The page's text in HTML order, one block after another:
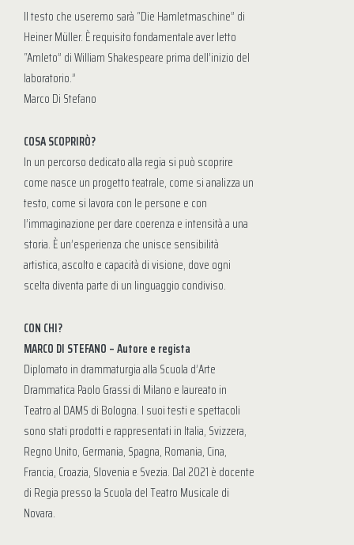
Il testo che useremo sarà “Die Hamletmaschine” di
Heiner Müller. È requisito fondamentale aver letto
“Amleto” di William Shakespeare prima dell’inizio del
laboratorio.”
Marco Di Stefano
COSA SCOPRIRÒ?
In un percorso dedicato alla regia si può scoprire
come nasce un progetto teatrale, come si analizza un
testo, come si lavora con le persone e con
l’immaginazione per dare coerenza e intensità a una
storia. È un’esperienza che unisce sensibilità
artistica, ascolto e capacità di visione, dove ogni
scelta diventa parte di un linguaggio condiviso.
CON CHI?
MARCO DI STEFANO – Autore e regista
Diplomato in drammaturgia alla Scuola d’Arte
Drammatica Paolo Grassi di Milano e laureato in
Teatro al DAMS di Bologna. I suoi testi e spettacoli
sono stati prodotti e rappresentati in Italia, Svizzera,
Regno Unito, Germania, Spagna, Romania, Cina,
Francia, Croazia, Slovenia e Svezia. Dal 2021 è docente
di Regia presso la Scuola del Teatro Musicale di
Novara.